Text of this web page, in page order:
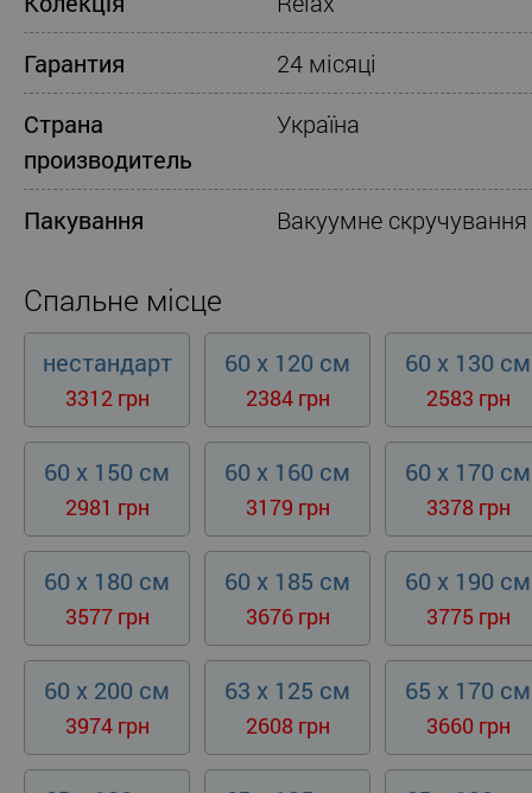
Гарантия
24 місяці
Страна
производитель
Україна
Пакування Вакуумне скручування
Спальне місце
нестандарт
3312 грн
60 x 120 см
2384 грн
60 x 130 см
2583 грн
60 x 150 см
2981 грн
60 x 160 см
3179 грн
60 x 170 см
3378 грн
60 x 180 см
3577 грн
60 x 185 см
3676 грн
60 x 190 см
3775 грн
60 x 200 см
3974 грн
63 x 125 см
2608 грн
65 x 170 см
3660 грн